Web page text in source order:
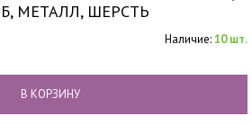
МЕТАЛЛ, ШЕРСТЬ
Наличие:10 шт.
В КОРЗИНУ